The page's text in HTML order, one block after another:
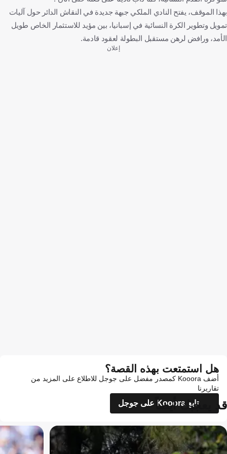
بهذا الموقف، يفتح النادي الملكي جبهة جديدة في النقاش الدائر حول آليات
تمويل وتطوير الكرة النسائية في إسبانيا، بين مؤيد للاستثمار الخاص طويل
الأمد، ورافض لرهن مستقبل البطولة لعقود قادمة.
إعلان
هل استمتعت بهذه القصة؟
أضف Kooora كمصدر مفضل على جوجل للاطلاع على المزيد من
تقاريرنا
تابع Kooora على جوجل
قد يعجبك أيضاً